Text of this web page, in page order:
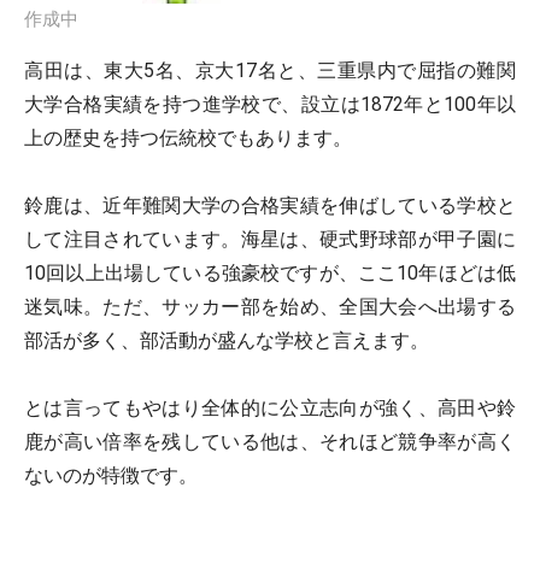
作成中
高田は、東大5名、京大17名と、三重県内で屈指の難関
大学合格実績を持つ進学校で、設立は1872年と100年以
上の歴史を持つ伝統校でもあります。
鈴鹿は、近年難関大学の合格実績を伸ばしている学校と
して注目されています。海星は、硬式野球部が甲子園に
10回以上出場している強豪校ですが、ここ10年ほどは低
迷気味。ただ、サッカー部を始め、全国大会へ出場する
部活が多く、部活動が盛んな学校と言えます。
とは言ってもやはり全体的に公立志向が強く、高田や鈴
鹿が高い倍率を残している他は、それほど競争率が高く
ないのが特徴です。